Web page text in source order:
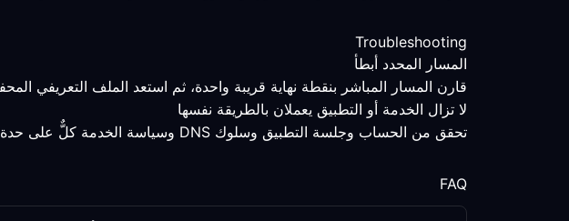
Troubleshooting
المسار المحدد أبطأ
قارن المسار المباشر بنقطة نهاية قريبة واحدة، ثم استعد الملف التعريفي
لا تزال الخدمة أو التطبيق يعملان بالطريقة نفسها
تحقق من الحساب وجلسة التطبيق وسلوك DNS وسياسة الخدمة كلٌّ على حدة؛ فتغيير المسار ليس المتغير الوحيد.
FAQ